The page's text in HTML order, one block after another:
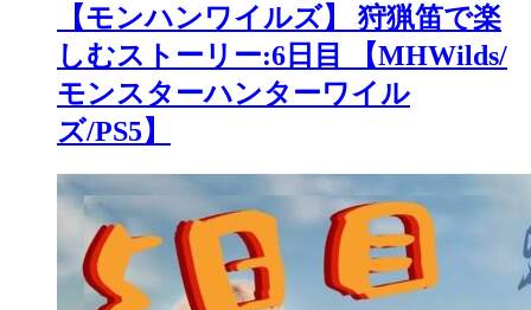
【モンハンワイルズ】 狩猟笛で楽
しむストーリー:6日目 【MHWilds/
モンスターハンターワイル
ズ/PS5】